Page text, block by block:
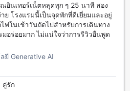
งพักที่หลากหลายเพื่อตอบสนองความ
อง Deluxe มีพื้นที่กว้างถึง 50 ตาราง
ซส์ ให้คุณสัมผัสประสบการณ์การพัก
ย สำหรับคู่รักหรือคนเดี่ยวที่ต้องการ
มีพื้นที่ 45 ตารางเมตรพร้อม
มีพื้นที่เช่นเดียวกับห้อง Standard แต่มี
ได้รับประสบการณ์การพักผ่อนที่
นเทอร์เน็ตหลุดทุก ๆ 25 นาที สอง
โรงแรมนี้เป็นจุดพักที่ดีเยี่ยมและอยู่
ฟในเช้าวันถัดไปสำหรับการเดินทาง
มอร่อยมาก ไม่แน่ใจว่าการรีวิวอื่นพูด
ยี Generative AI
รัก